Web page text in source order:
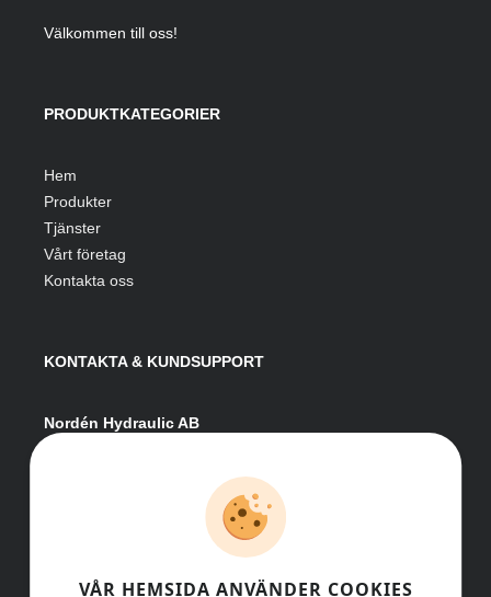
Välkommen till oss!
PRODUKTKATEGORIER
Hem
Produkter
Tjänster
Vårt företag
Kontakta oss
KONTAKTA & KUNDSUPPORT
Nordén Hydraulic AB
info@nordenhydraulic.se
Org-nr: 556531-8424
VÅR HEMSIDA ANVÄNDER COOKIES